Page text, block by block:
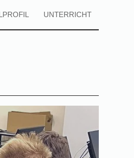
UNTERRICHT